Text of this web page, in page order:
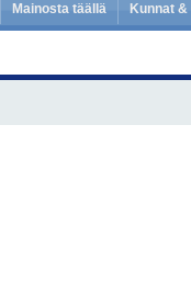
Mainosta täällä Kunnat